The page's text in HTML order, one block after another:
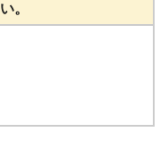
。